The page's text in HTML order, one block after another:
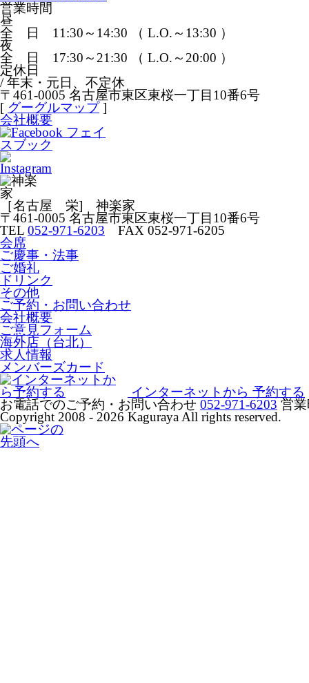
営業時間
昼
全 日 11:30～14:30 （ L.O.～13:30 ）
夜
全 日 17:30～21:30 （ L.O.～20:00 ）
定休日
/ 年末・元日、不定休
〒461-0005 名古屋市東区東桜一丁目10番6号
[ グーグルマップ]
会社概要
［名古屋 栄] 神楽家
〒461-0005 名古屋市東区東桜一丁目10番6号
TEL 052-971-6203 FAX 052-971-6205
会席
ご慶事・法事
ご婚礼
ドリンク
その他
ご予約・お問い合わせ
会社概要
ご意見フォーム
海外店（台北）
求人情報
メンバーズカード
インターネットから 予約する
お電話でのご予約・お問い合わせ 052-971-6203 営
Copyright 2008 - 2026 Kaguraya All rights reserved.